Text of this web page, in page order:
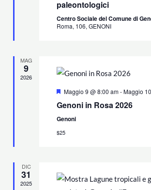
paleontologici
Centro Sociale del Comune di
Roma, 106, GENONI
MAG
9
2026
Segnalati
Maggio 9 @ 8:00 am-Maggio
Genoni in Rosa 2026
Genoni
$25
DIC
31
2025